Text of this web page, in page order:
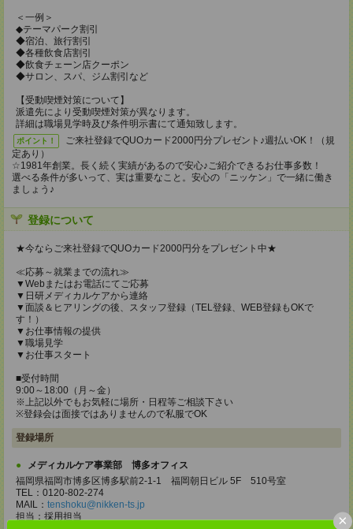
×
＜一例＞
◆テーマパーク割引
◆宿泊、旅行割引
◆各種飲食店割引
◆飲食チェーン店クーポン
◆サロン、スパ、ジム割引など
【受動喫煙対策について】
派遣先により受動喫煙対策が異なります。
詳細は職場見学時及び条件明示書にて通知致します。
ポイント！
ご来社登録でQUOカード2000円分プレゼント♪週払いOK！（規
定あり）
☆1981年創業。長く続く実績があるので安心♪ご紹介できるお仕事多数！
選べる条件が多いって、実は重要なこと。安心の「ニッケン」で一緒に働き
ましょう♪
登録について
★今ならご来社登録でQUOカード2000円分をプレゼント中★
≪応募～就業までの流れ≫
▼Webまたはお電話にてご応募
▼日研メディカルケアから連絡
▼面談＆ヒアリングの後、スタッフ登録（TEL登録、WEB登録もOKで
す！）
▼お仕事情報の提供
▼職場見学
▼お仕事スタート
■受付時間
9:00～18:00（月～金）
※上記以外でもお気軽に場所・日程等ご相談下さい
※登録会は面接ではありませんので私服でOK
登録場所
メディカルケア事業部 博多オフィス
福岡県福岡市博多区博多駅前2-1-1 福岡朝日ビル 5F 510号室
TEL：0120-802-274
MAIL： tenshoku@nikken-ts.jp
担当：採用担当